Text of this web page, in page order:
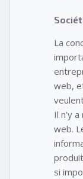
La
web,
Il n’y
web.
si